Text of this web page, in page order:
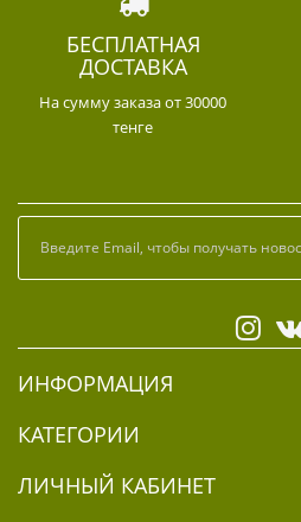
БЕСПЛАТНАЯ
ДОСТАВКА
На сумму заказа от 30000
тенге
ИНФОРМАЦИЯ
КАТЕГОРИИ
ЛИЧНЫЙ КАБИНЕТ